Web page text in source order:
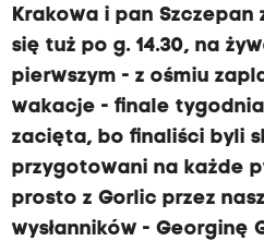
Krakowa i pan Szczepan
się tuż po g. 14.30, na
pierwszym - z ośmiu
wakacje - finale
zacięta, bo finaliści byli
przygotowani na każde
prosto z Gorlic przez
wysłanników - Georginę